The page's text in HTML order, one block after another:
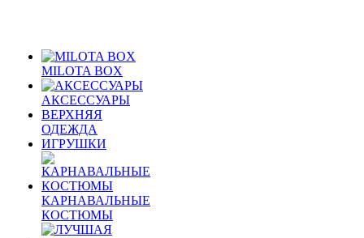
MILOTA BOX
АКСЕССУАРЫ
ВЕРХНЯЯ
ОДЕЖДА
ИГРУШКИ
КАРНАВАЛЬНЫЕ
КОСТЮМЫ